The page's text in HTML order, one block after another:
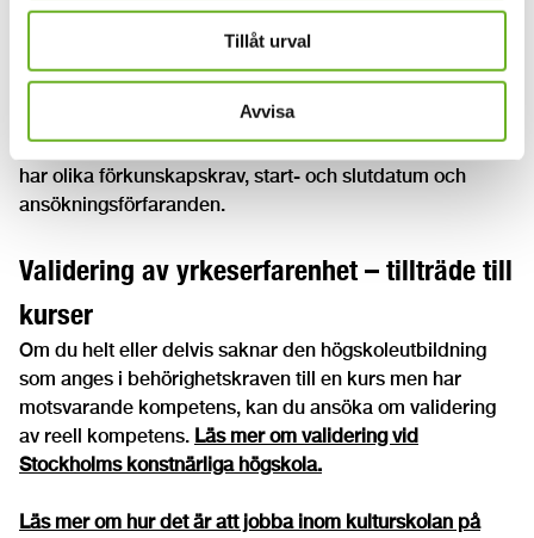
Tillåt urval
Avvisa
Har du hittat en kurs du vill läsa?
Kurserna inom Kulturskoleklivet, 90 hp vid SKH och SMI
har olika ansökningsförfaranden. Du hittar
ansökningsinformation under respektive kurshemsida.
Var uppmärksam på att kurserna inom Kulturskoleklivet
har olika förkunskapskrav, start- och slutdatum och
ansökningsförfaranden.
Validering av yrkeserfarenhet – tillträde till
kurser
Om du helt eller delvis saknar den högskoleutbildning
som anges i behörighetskraven till en kurs men har
motsvarande kompetens, kan du ansöka om validering
av reell kompetens. Läs mer om validering vid
Stockholms konstnärliga högskola.
Läs mer om hur det är att jobba inom kulturskolan på